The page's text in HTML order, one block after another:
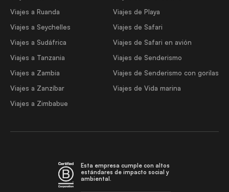
Viajes a Ruanda
Viajes a Seychelles
Viajes a Sudáfrica
Viajes a Tanzania
Viajes a Zambia
Viajes a Zanzíbar
Viajes a Zimbabue
Viajes de Playa
Viajes de Safari
Viajes de Safari en avión
Viajes de Senderismo
Viajes de Senderismo con gorilas
Viajes de Vida marina
Esta empresa cumple con altos
estándares de impacto social y
ambiental.